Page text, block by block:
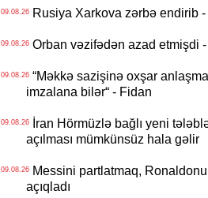
09.08.26Rusiya Xarkova zərbə endirib
09.08.26Orban vəzifədən azad etmişdi
09.08.26“Məkkə sazişinə oxşar
imzalana bilər“ - Fidan
09.08.26İran Hörmüzlə bağlı yeni
açılması mümkünsüz hala gəlir
09.08.26Messini partlatmaq, Ronaldonu
açıqladı